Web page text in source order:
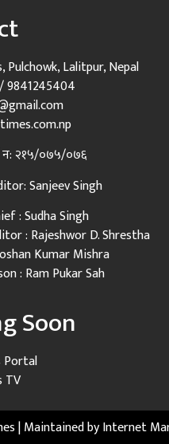
Pulchowk, Lalitpur, Nepal
9841245404
न: २१५/०७५/०७६
Sanjeev Singh
: Sudha Singh
: Rajeshwor D. Shrestha
Kumar Mishra
: Ram Pukar Sah
Soon
Portal
TV
| Maintained byInternet